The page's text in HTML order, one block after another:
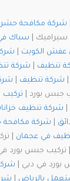
شركة مكافحة
سيراميك | سباك
عفش الكويت
تنظيف شركة
شركة تنظيف
جبس بورد |
شركة تنظيف
شركة مكافحة
في عجمان |
| تركيب جبس بورد
بورد في دبي |
بالرياض